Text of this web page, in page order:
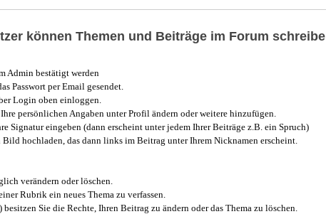
können Themen und Beiträge im Forum
Admin bestätigt werden
Passwort per Email gesendet.
Login oben einloggen.
persönlichen Angaben unter Profil ändern oder weitere hinzufügen.
Signatur eingeben (dann erscheint unter jedem Ihrer Beiträge z.B. ein Spruch)
hochladen, das dann links im Beitrag unter Ihrem Nicknamen erscheint.
verändern oder löschen.
Rubrik ein neues Thema zu verfassen.
Sie die Rechte, Ihren Beitrag zu ändern oder das Thema zu löschen.